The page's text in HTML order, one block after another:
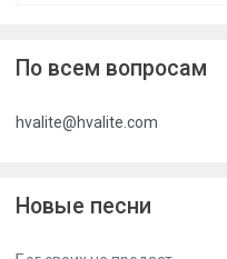
По всем вопросам
hvalite@hvalite.com
Новые песни